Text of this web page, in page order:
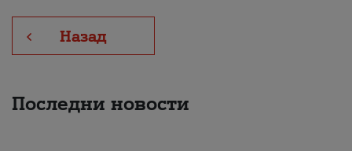
Назад
Последни новости